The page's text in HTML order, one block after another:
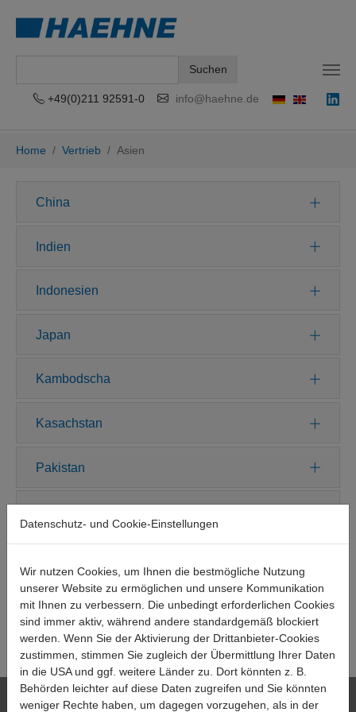
Suchen
+49(0)211 92591-0 info@haehne.de
Home
Vertrieb Asien
China
Indien
Indonesien
Japan
Kambodscha
Kasachstan
Pakistan
Thailand
Vietnam
HAEHNE
Datenschutz- und Cookie-Einstellungen
Wir nutzen Cookies, um Ihnen die bestmögliche Nutzung
unserer Website zu ermöglichen und unsere Kommunikation
mit Ihnen zu verbessern. Die unbedingt erforderlichen Cookies
sind immer aktiv, während andere standardgemäß blockiert
werden. Wenn Sie der Aktivierung der Drittanbieter-Cookies
zustimmen, stimmen Sie zugleich der Übermittlung Ihrer Daten
in die USA und ggf. weitere Länder zu. Dort könnten z. B.
Behörden leichter auf diese Daten zugreifen und Sie könnten
weniger Rechte haben, um dagegen vorzugehen, als in der